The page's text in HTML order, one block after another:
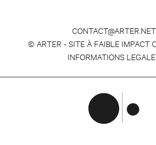
CONTACT@ARTER.NET
© ARTER - SITE À FAIBLE IMPACT
INFORMATIONS